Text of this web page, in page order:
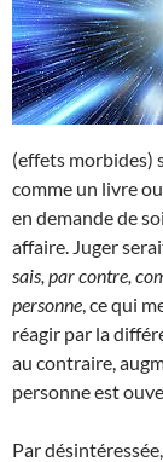
(effets morbides)
comme un livre
en demande de
affaire. Juger
sais, par contre,
personne , ce qui
réagir par la
au contraire,
personne est
Par